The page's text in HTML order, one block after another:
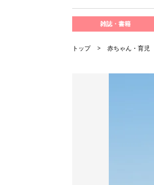
雑誌・書籍
トップ 赤ちゃん・育児